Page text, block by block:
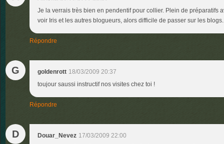
Je la verrais très bien en pendentif pour collier. Plein de préparatifs
voir Iris et les autres blogueurs, alors difficile de passer sur les
Répondre
G goldenrott 18/03/2009 20:37
toujour saussi instructif nos visites chez toi !
Répondre
D Douar_Nevez 17/03/2009 22:00